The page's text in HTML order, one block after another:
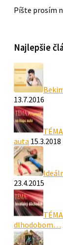
Píšte prosím
Najlepšie
13.7.2016
auta 15.3.2018
23.4.2015
dlhodobom…